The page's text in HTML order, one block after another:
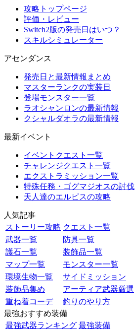
攻略トップページ
評価・レビュー
Switch2版の発売日はいつ？
スキルシミュレーター
アセンダンス
発売日と最新情報まとめ
マスターランクの実装日
登場モンスター一覧
ラオシャンロンの最新情報
クシャルダオラの最新情報
最新イベント
イベントクエスト一覧
チャレンジクエスト一覧
エクストラミッション一覧
特殊任務・ゴグマジオスの討伐
天人達のエルピスの攻略
人気記事
ストーリー攻略 クエスト一覧
武器一覧
防具一覧
護石一覧
装飾品一覧
マップ一覧
モンスター一覧
環境生物一覧
サイドミッション
装飾品集め
アーティア武器厳選
重ね着コーデ
釣りのやり方
最強おすすめ装備
最強武器ランキング 最強装備